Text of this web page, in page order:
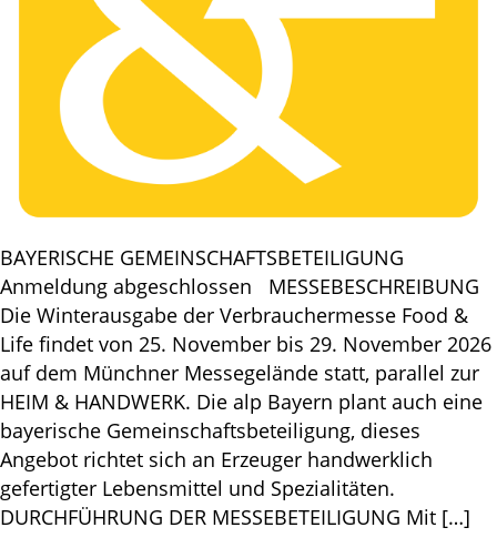
BAYERISCHE GEMEINSCHAFTSBETEILIGUNG
Anmeldung abgeschlossen MESSEBESCHREIBUNG
Die Winterausgabe der Verbrauchermesse Food &
Life findet von 25. November bis 29. November 2026
auf dem Münchner Messegelände statt, parallel zur
HEIM & HANDWERK. Die alp Bayern plant auch eine
bayerische Gemeinschaftsbeteiligung, dieses
Angebot richtet sich an Erzeuger handwerklich
gefertigter Lebensmittel und Spezialitäten.
DURCHFÜHRUNG DER MESSEBETEILIGUNG Mit […]